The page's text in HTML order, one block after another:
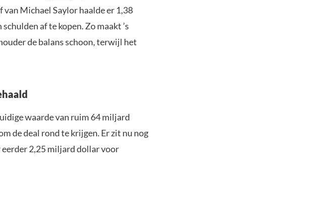
Michael Saylor haalde er 1,38
af te kopen. Zo maakt ’s
de balans schoon, terwijl het
waarde van ruim 64 miljard
de deal rond te krijgen. Er zit nu nog
2,25 miljard dollar voor